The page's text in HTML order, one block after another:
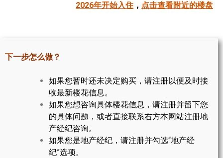
楼花地图
楼花转让专区
多伦多市中心楼花项目
怡陶碧谷社区介绍
2026年开始入住 ， 点击查看附近的楼盘
下一步怎么做？
如果您暂时还未决定购买，请注册以便及时接
收最新楼花信息。
如果您想咨询具体楼花信息，请注册并留下您
的具体问题，或者直接联系右方本网站注册地
产经纪咨询。
如果您是地产经纪，请注册并勾选“地产经
纪”选项。